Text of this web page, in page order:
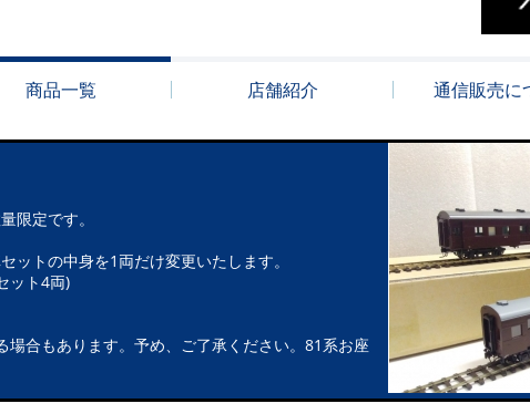
商品一覧 店舗紹介 通信販売に
限定です。
ットの中身を1両だけ変更いたします。
ット4両)
場合もあります。予め、ご了承ください。81系お座